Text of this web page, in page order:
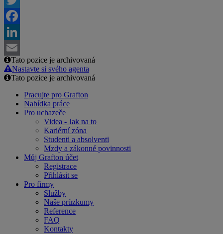
Twitter
Facebook
LinkedIn
Email
Tato pozice je archivovaná
Nastavte si svého agenta
Tato pozice je archivovaná
Pracujte pro Grafton
Nabídka práce
Pro uchazeče
Videa - Jak na to
Kariérní zóna
Studenti a absolventi
Mzdy a zákonné povinnosti
Můj Grafton účet
Registrace
Přihlásit se
Pro firmy
Služby
Naše průzkumy
Reference
FAQ
Kontakty